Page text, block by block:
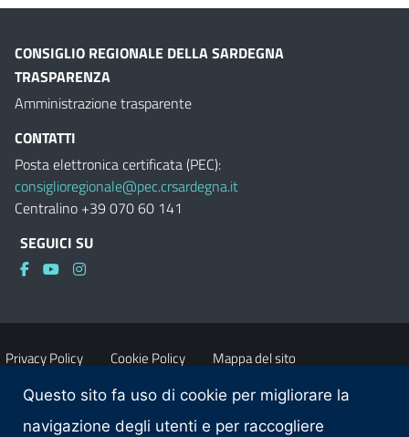
CONSIGLIO REGIONALE DELLA SARDEGNA
TRASPARENZA
Amministrazione trasparente
CONTATTI
Posta elettronica certificata (PEC):
consiglioregionale@pec.crsardegna.it
Centralino +39 070 60 141
SEGUICI SU
Privacy Policy Cookie Policy Mappa del sito
Accessibilità Dichiarazione di accessibilità
Questo sito fa uso di cookie per migliorare la
navigazione degli utenti e per raccogliere